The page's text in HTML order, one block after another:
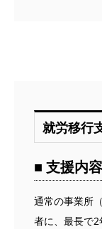
就労移行
■ 支援内容
通常の事業所
者に、最長で